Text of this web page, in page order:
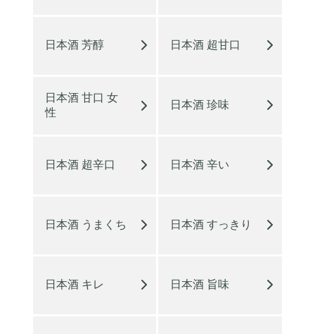
日本酒 芳醇 日本酒 超甘口
日本酒 甘口 女
性
日本酒 珍味
日本酒 超辛口 日本酒 辛い
日本酒 うまくち 日本酒 すっきり
日本酒 キレ 日本酒 旨味